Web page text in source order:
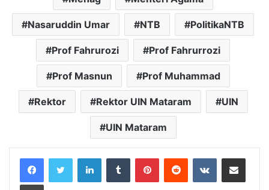
Nasaruddin Umar NTB PolitikaNTB
Prof Fahrurozi Prof Fahrurrozi
Prof Masnun Prof Muhammad
Rektor Rektor UIN Mataram UIN
UIN Mataram
LinkedInTumblr PinterestReddit VKontakteShare via Email
Print